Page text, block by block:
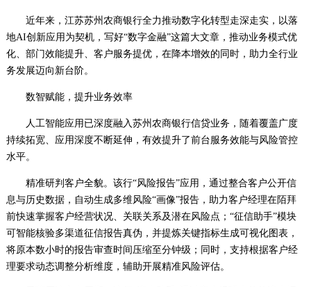
近年来，江苏苏州农商银行全力推动数字化转型走深走实，以落
地AI创新应用为契机，写好“数字金融”这篇大文章，推动业务模式优
化、部门效能提升、客户服务提优，在降本增效的同时，助力全行业
务发展迈向新台阶。
数智赋能，提升业务效率
人工智能应用已深度融入苏州农商银行信贷业务，随着覆盖广度
持续拓宽、应用深度不断延伸，有效提升了前台服务效能与风险管控
水平。
精准研判客户全貌。该行“风险报告”应用，通过整合客户公开信
息与历史数据，自动生成多维风险“画像”报告，助力客户经理在陌拜
前快速掌握客户经营状况、关联关系及潜在风险点；“征信助手”模块
可智能核验多渠道征信报告真伪，并提炼关键指标生成可视化图表，
将原本数小时的报告审查时间压缩至分钟级；同时，支持根据客户经
理要求动态调整分析维度，辅助开展精准风险评估。